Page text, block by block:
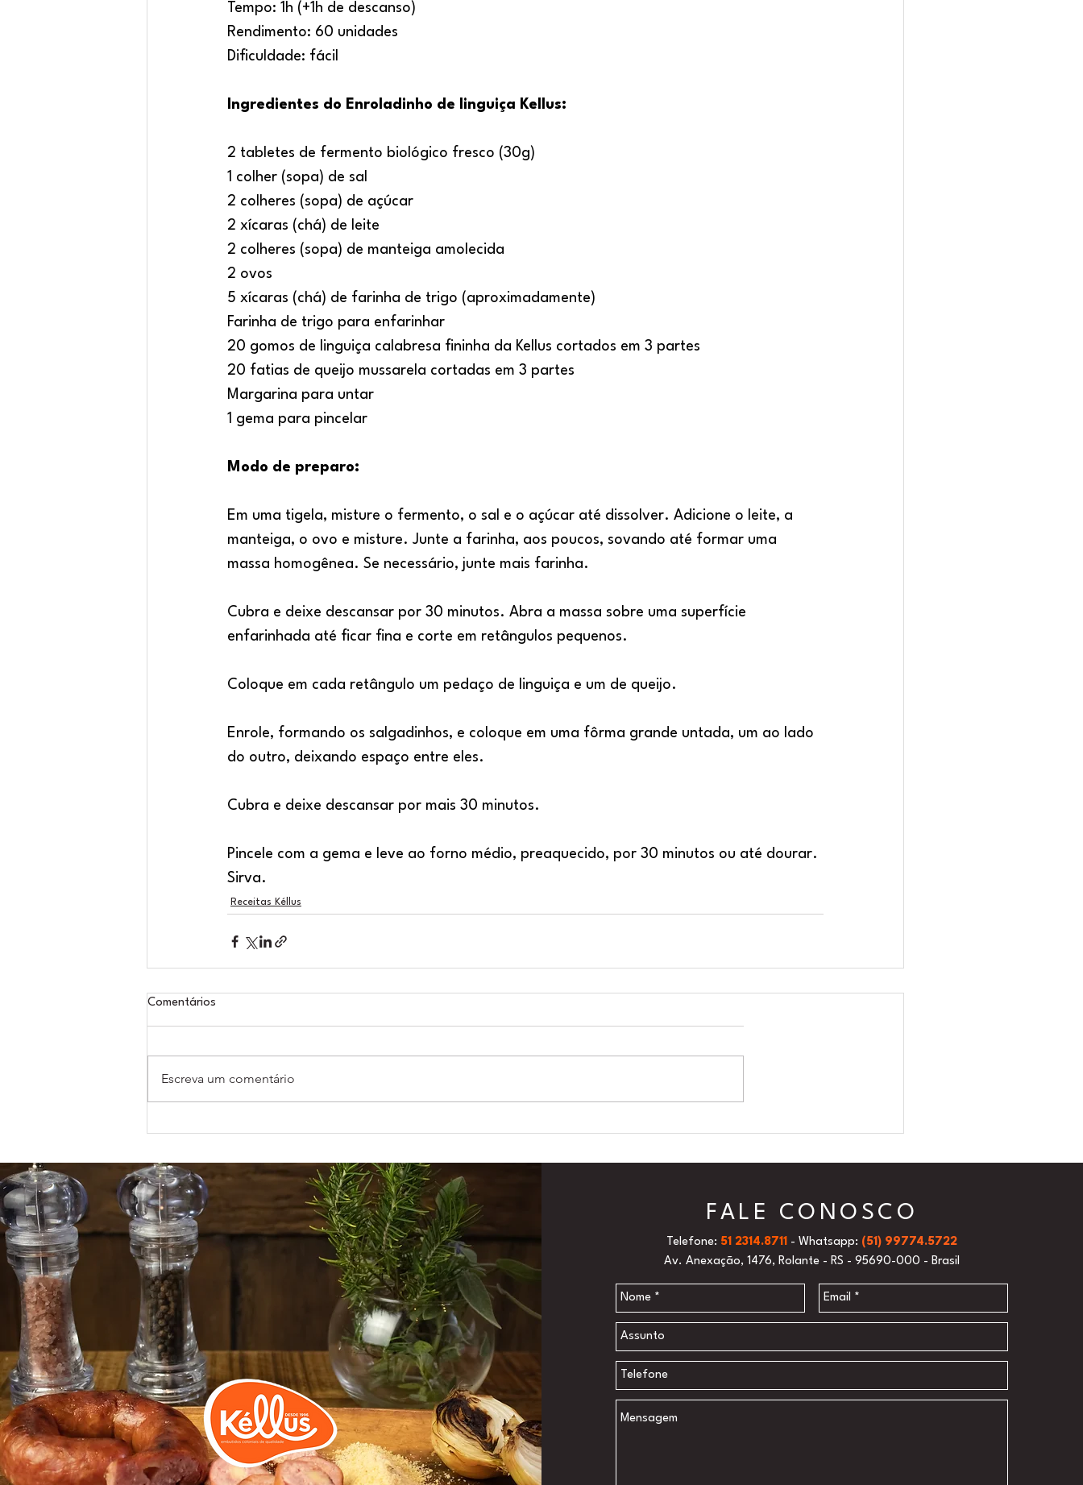
Tempo: 1h (+1h de descanso)
Rendimento: 60 unidades
Dificuldade: fácil
Ingredientes do Enroladinho de linguiça Kellus:
2 tabletes de fermento biológico fresco (30g)
1 colher (sopa) de sal
2 colheres (sopa) de açúcar
2 xícaras (chá) de leite
2 colheres (sopa) de manteiga amolecida
2 ovos
5 xícaras (chá) de farinha de trigo (aproximadamente)
Farinha de trigo para enfarinhar
20 gomos de linguiça calabresa fininha da Kellus cortados em 3 partes
20 fatias de queijo mussarela cortadas em 3 partes
Margarina para untar
1 gema para pincelar
Modo de preparo:
Em uma tigela, misture o fermento, o sal e o açúcar até dissolver. Adicione o leite, a
manteiga, o ovo e misture. Junte a farinha, aos poucos, sovando até formar uma
massa homogênea. Se necessário, junte mais farinha.
Cubra e deixe descansar por 30 minutos. Abra a massa sobre uma superfície
enfarinhada até ficar fina e corte em retângulos pequenos.
Coloque em cada retângulo um pedaço de linguiça e um de queijo.
Enrole, formando os salgadinhos, e coloque em uma fôrma grande untada, um ao lado
do outro, deixando espaço entre eles.
Cubra e deixe descansar por mais 30 minutos.
Pincele com a gema e leve ao forno médio, preaquecido, por 30 minutos ou até dourar.
Sirva.
Receitas Kéllus
Comentários
Escreva um comentário
FALE CONOSCO
Telefone: 51 2314.8711 - Whatsapp: (51) 99774.5722
Av. Anexação, 1476, Rolante - RS - 95690-000 - Brasil